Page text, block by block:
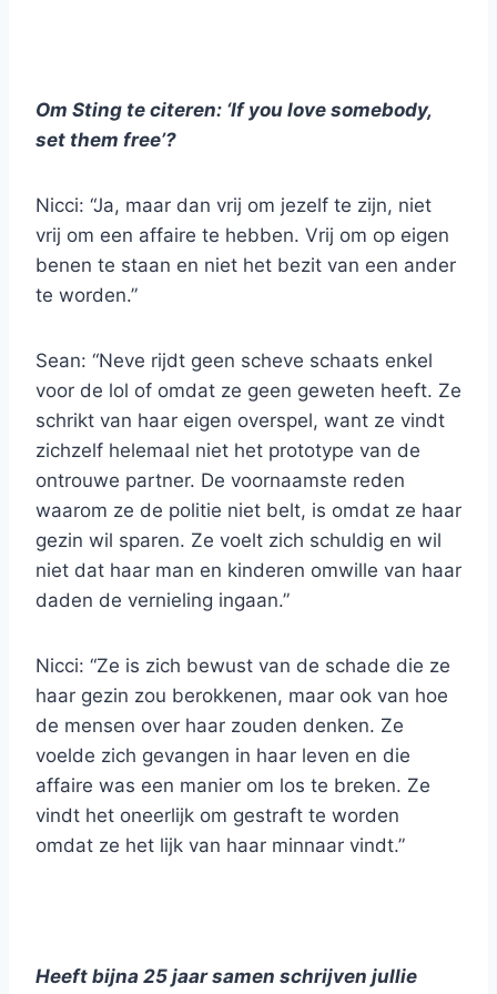
Om Sting te citeren: ‘If you love somebody,
set them free’?
Nicci: “Ja, maar dan vrij om jezelf te zijn, niet
vrij om een affaire te hebben. Vrij om op eigen
benen te staan en niet het bezit van een ander
te worden.”
Sean: “Neve rijdt geen scheve schaats enkel
voor de lol of omdat ze geen geweten heeft. Ze
schrikt van haar eigen overspel, want ze vindt
zichzelf helemaal niet het prototype van de
ontrouwe partner. De voornaamste reden
waarom ze de politie niet belt, is omdat ze haar
gezin wil sparen. Ze voelt zich schuldig en wil
niet dat haar man en kinderen omwille van haar
daden de vernieling ingaan.”
Nicci: “Ze is zich bewust van de schade die ze
haar gezin zou berokkenen, maar ook van hoe
de mensen over haar zouden denken. Ze
voelde zich gevangen in haar leven en die
affaire was een manier om los te breken. Ze
vindt het oneerlijk om gestraft te worden
omdat ze het lijk van haar minnaar vindt.”
Heeft bijna 25 jaar samen schrijven jullie